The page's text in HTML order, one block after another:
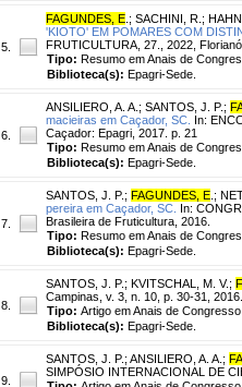
5.
FAGUNDES, E ; SACHINI, R. ;
'KIOTO' EM POMARES COM
FRUTICULTURA, 27., 2022,
Tipo: Resumo em Anais de
Biblioteca(s): Epagri-Sede.
6.
ANSILIERO, A. A. ; SANTOS, J. P. ;
macieiras em Caçador, SC. In:
Caçador: Epagri, 2017. p. 21
Tipo: Resumo em Anais de
Biblioteca(s): Epagri-Sede.
7.
SANTOS, J. P. ; FAGUNDES, E ;
pereira em Caçador, SC. In:
Brasileira de Fruticultura, 2016.
Tipo: Resumo em Anais de
Biblioteca(s): Epagri-Sede.
8.
SANTOS, J. P. ; KVITSCHAL, M. V.;
Campinas, v. 3, n. 10, p. 30-31, 2016.
Tipo: Artigo em Anais de
Biblioteca(s): Epagri-Sede.
9.
SANTOS, J. P. ; ANSILIERO, A. A. ;
SIMPÓSIO INTERNACIONAL DE